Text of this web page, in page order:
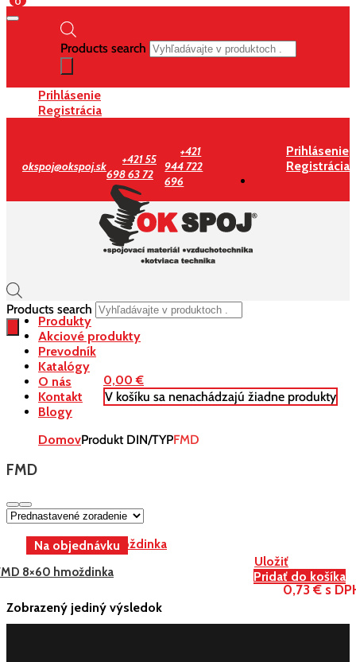
Products search
Prihlásenie
Registrácia
okspoj@okspoj.sk
+421 55
698 63 72
+421
944 722
696
Prihlásenie
Registrácia
Products search
0,00€
V košíku sa nenachádzajú žiadne produkty
Produkty
Akciové produkty
Prevodník
Katalógy
O nás
Kontakt
Blogy
DomovProdukt DIN/TYPFMD
FMD
Uložiť
Pridať do košíka
8×60 hmoždinka
0,73 € s
Zobrazený jediný výsledok